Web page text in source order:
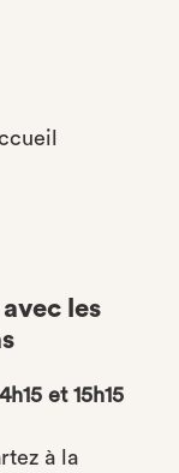
les
et 15h15
à la